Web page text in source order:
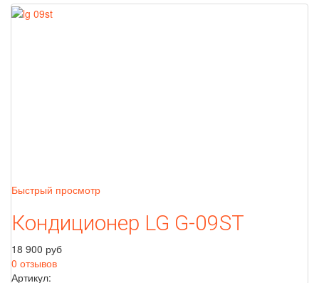
Быстрый просмотр
Кондиционер LG G-09ST
18 900 руб
0 отзывов
Артикул: